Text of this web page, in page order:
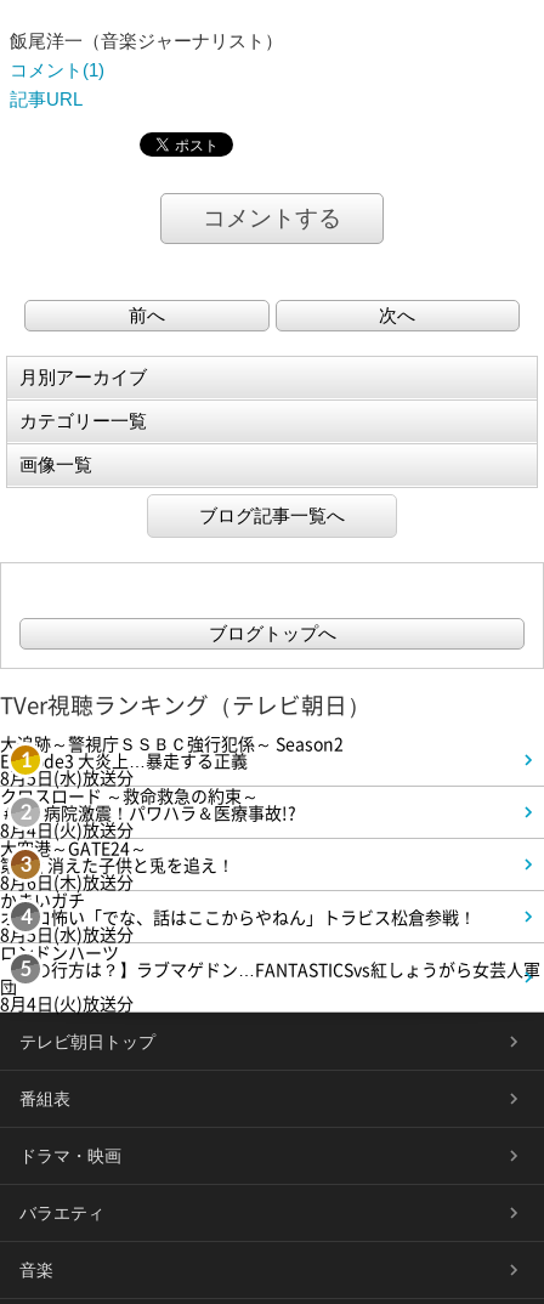
飯尾洋一（音楽ジャーナリスト）
コメント(1)
記事URL
コメントする
前へ 次へ
月別アーカイブ
カテゴリー一覧
画像一覧
ブログ記事一覧へ
ブログトップへ
TVer視聴ランキング（テレビ朝日）
1
大追跡～警視庁ＳＳＢＣ強行犯係～ Season2
Episode3 大炎上…暴走する正義
8月5日(水)放送分
2
クロスロード ～救命救急の約束～
＃5 病院激震！パワハラ＆医療事故!?
8月4日(火)放送分
3
大空港～GATE24～
第3話 消えた子供と兎を追え！
8月6日(木)放送分
4
かまいガチ
オモロ怖い「でな、話はここからやねん」トラビス松倉参戦！
8月5日(水)放送分
5
ロンドンハーツ
【恋の行方は？】ラブマゲドン…FANTASTICSvs紅しょうがら女芸人軍
団
8月4日(火)放送分
テレビ朝日トップ
番組表
ドラマ・映画
バラエティ
音楽